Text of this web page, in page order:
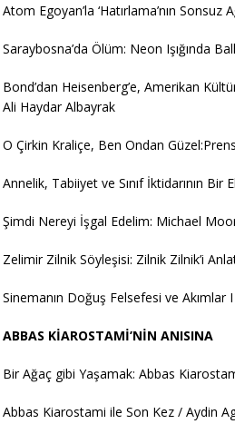
Atom Egoyan’la ‘Hatırlama’nın Sonsuz
Saraybosna’da Ölüm: Neon Işığında
Bond’dan Heisenberg’e, Amerikan
Ali Haydar Albayrak
O Çirkin Kraliçe, Ben Ondan
Annelik, Tabiiyet ve Sınıf İktidarının
Şimdi Nereyi İşgal Edelim: Michael
Zelimir Zilnik Söyleşisi: Zilnik Zilnik’i
Sinemanın Doğuş Felsefesi ve Akımlar
ABBAS KİAROSTAMİ’NİN ANISINA
Bir Ağaç gibi Yaşamak: Abbas
Abbas Kiarostami ile Son Kez / Aydin